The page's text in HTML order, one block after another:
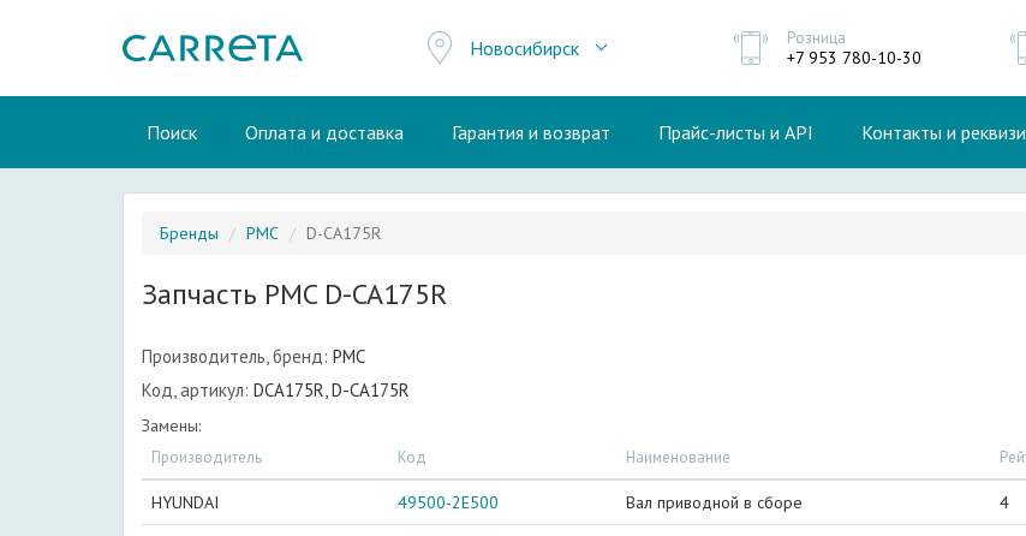
Новосибирск Розница
+7 953 780-10-30
Поиск Оплата и доставка Гарантия и возврат Прайс-листы и API Контакты и
Бренды PMC D-CA175R
Запчасть PMC D-CA175R
Производитель, бренд: PMC
Код, артикул: DCA175R, D-CA175R
Замены:
Производитель Код Наименование
HYUNDAI 49500-2E500 Вал приводной в сборе 4